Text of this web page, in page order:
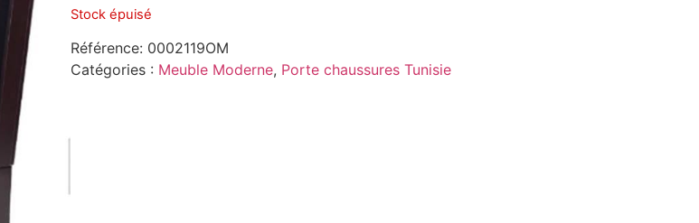
Stock épuisé
Référence: 0002119OM
Catégories : Meuble Moderne, Porte chaussures Tunisie